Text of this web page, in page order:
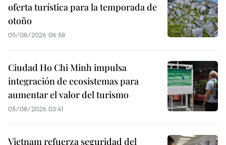
oferta turística para la temporada de
otoño
05/08/2026 06:58
Ciudad Ho Chi Minh impulsa
integración de ecosistemas para
aumentar el valor del turismo
05/08/2026 03:41
Vietnam refuerza seguridad del